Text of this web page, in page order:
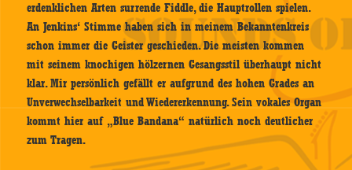
erdenklichen Arten surrende Fiddle, die Hauptrollen spielen.
An Jenkins‘ Stimme haben sich in meinem Bekanntenkreis
schon immer die Geister geschieden. Die meisten kommen
mit seinem knochigen hölzernen Gesangsstil überhaupt nicht
klar. Mir persönlich gefällt er aufgrund des hohen Grades an
Unverwechselbarkeit und Wiedererkennung. Sein vokales Organ
kommt hier auf „Blue Bandana“ natürlich noch deutlicher
zum Tragen.